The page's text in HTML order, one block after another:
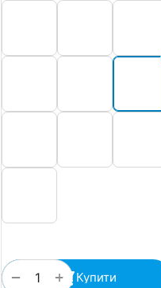
+
− Купити